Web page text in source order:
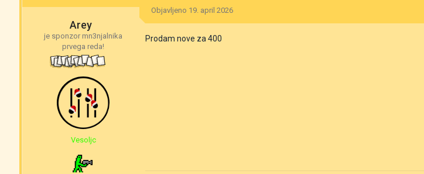
Arey
je sponzor mn3njalnika
prvega reda!
Vesoljc
Objavljeno 19. april 2026
Prodam nove za 400